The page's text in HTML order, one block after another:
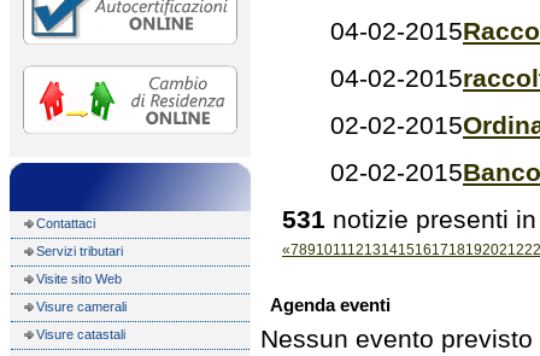
04-02-2015
04-02-2015
02-02-2015
02-02-2015
531 notizie presenti
«78910111213141516171819202122
Agenda eventi
Nessun evento previsto
Contattaci
Servizi tributari
Visite sito Web
Visure camerali
Visure catastali